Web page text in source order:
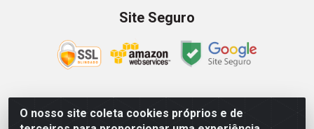
O nosso site coleta cookies próprios e de
Site Seguro
Zein Importação e Comércio LTDA - Av. Senador Queiróz, 274